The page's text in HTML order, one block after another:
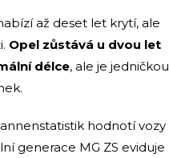
až deset let krytí, ale
Opel zůstává u dvou let
délce, ale je jedničkou
hodnotí vozy
generace MG ZS eviduje